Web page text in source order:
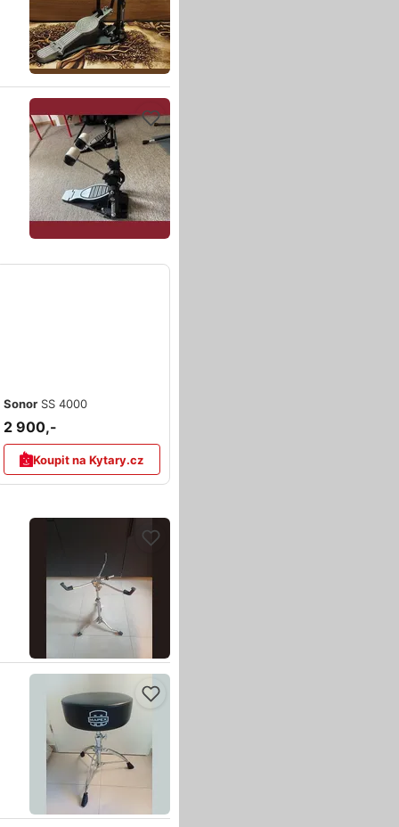
Sonor SS 4000
2 900,-
Koupit na Kytary.cz